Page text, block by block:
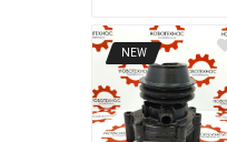
NEW